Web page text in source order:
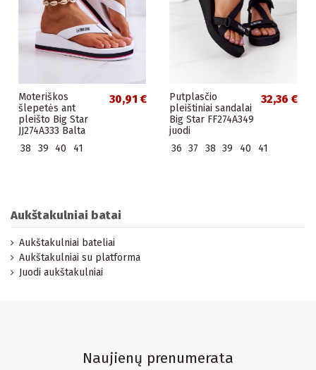
Moteriškos
šlepetės ant
pleišto Big Star
JJ274A333 Balta
30,91 €
38 39 40 41
Putplasčio
pleištiniai sandalai
Big Star FF274A349
juodi
32,36 €
36 37 38 39 40 41
Aukštakulniai batai
Aukštakulniai bateliai
Aukštakulniai su platforma
Juodi aukštakulniai
Naujienų prenumerata